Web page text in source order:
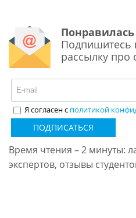
Понравилась
Подпишитесь
рассылку про
Я согласен с политикой
ПОДПИСАТЬСЯ
Время чтения – 2 минуты:
экспертов, отзывы